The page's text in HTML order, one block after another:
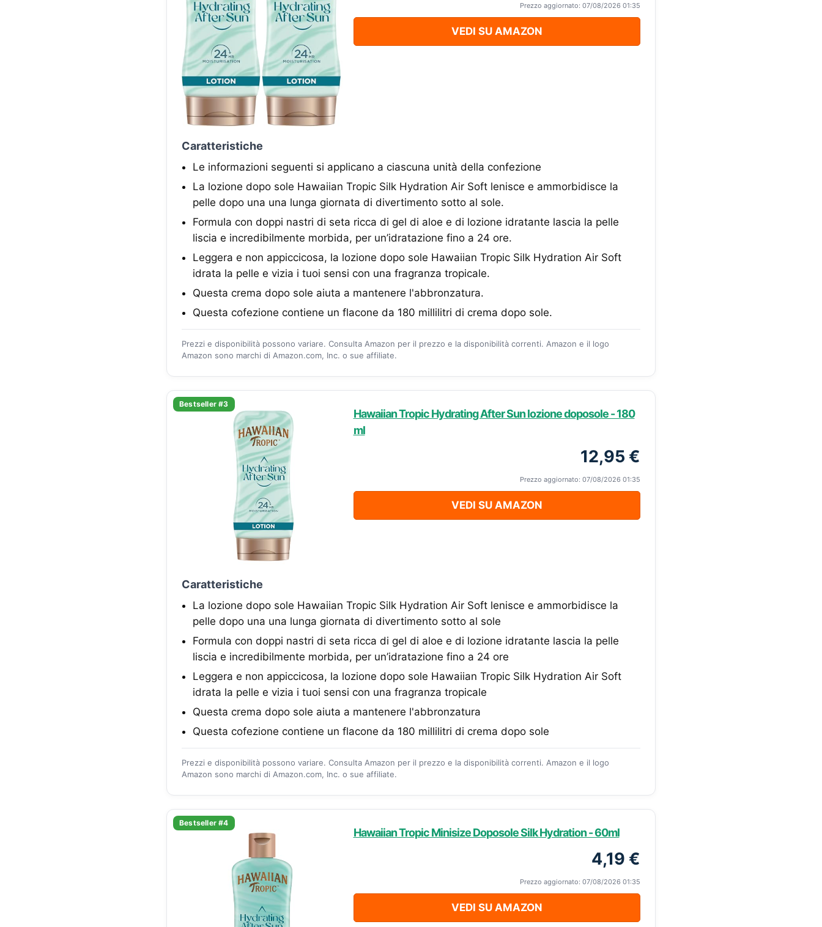
Prezzo aggiornato: 07/08/2026 01:35
VEDI SU AMAZON
Caratteristiche
Le informazioni seguenti si applicano a ciascuna unità della confezione
La lozione dopo sole Hawaiian Tropic Silk Hydration Air Soft lenisce e ammorbidisce la
pelle dopo una una lunga giornata di divertimento sotto al sole.
Formula con doppi nastri di seta ricca di gel di aloe e di lozione idratante lascia la pelle
liscia e incredibilmente morbida, per un’idratazione fino a 24 ore.
Leggera e non appiccicosa, la lozione dopo sole Hawaiian Tropic Silk Hydration Air Soft
idrata la pelle e vizia i tuoi sensi con una fragranza tropicale.
Questa crema dopo sole aiuta a mantenere l'abbronzatura.
Questa cofezione contiene un flacone da 180 millilitri di crema dopo sole.
Prezzi e disponibilità possono variare. Consulta Amazon per il prezzo e la disponibilità correnti. Amazon e il logo
Amazon sono marchi di Amazon.com, Inc. o sue affiliate.
Bestseller #3
Hawaiian Tropic Hydrating After Sun lozione doposole - 180
ml
12,95 €
Prezzo aggiornato: 07/08/2026 01:35
VEDI SU AMAZON
Caratteristiche
La lozione dopo sole Hawaiian Tropic Silk Hydration Air Soft lenisce e ammorbidisce la
pelle dopo una una lunga giornata di divertimento sotto al sole
Formula con doppi nastri di seta ricca di gel di aloe e di lozione idratante lascia la pelle
liscia e incredibilmente morbida, per un’idratazione fino a 24 ore
Leggera e non appiccicosa, la lozione dopo sole Hawaiian Tropic Silk Hydration Air Soft
idrata la pelle e vizia i tuoi sensi con una fragranza tropicale
Questa crema dopo sole aiuta a mantenere l'abbronzatura
Questa cofezione contiene un flacone da 180 millilitri di crema dopo sole
Prezzi e disponibilità possono variare. Consulta Amazon per il prezzo e la disponibilità correnti. Amazon e il logo
Amazon sono marchi di Amazon.com, Inc. o sue affiliate.
Bestseller #4
Hawaiian Tropic Minisize Doposole Silk Hydration - 60ml
4,19 €
Prezzo aggiornato: 07/08/2026 01:35
VEDI SU AMAZON